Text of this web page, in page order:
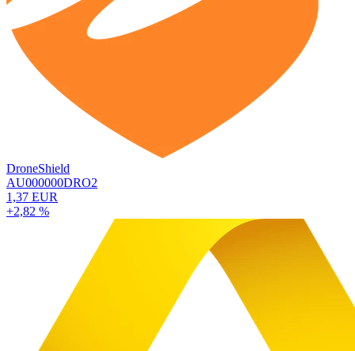
DroneShield
AU000000DRO2
1,37 EUR
+2,82 %